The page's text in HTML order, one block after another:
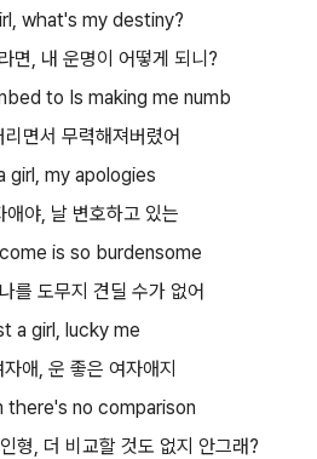
what's my destiny?
면, 내 운명이 어떻게 되니?
to Is making me numb
리면서 무력해져버렸어
girl, my apologies
애야, 날 변호하고 있는
is so burdensome
를 도무지 견딜 수가 없어
a girl, lucky me
애, 운 좋은 여자애지
there's no comparison
형, 더 비교할 것도 없지 안그래?